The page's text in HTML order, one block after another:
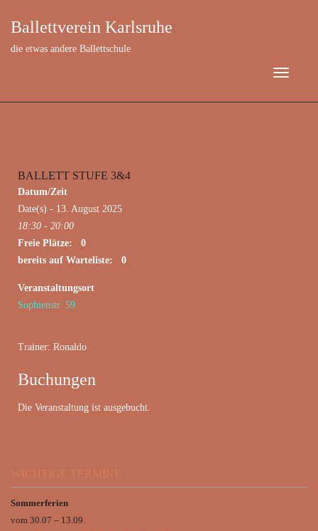
Ballettverein Karlsruhe
die etwas andere Ballettschule
August 13, 2025
BALLETT STUFE 3&4
Datum/Zeit
Date(s) - 13. August 2025
18:30 - 20:00
Freie Plätze: 0
bereits auf Warteliste: 0
Veranstaltungsort
Sophienstr. 59
Trainer: Ronaldo
Buchungen
Die Veranstaltung ist ausgebucht.
WICHTIGE TERMINE
Sommerferien
vom 30.07 – 13.09.